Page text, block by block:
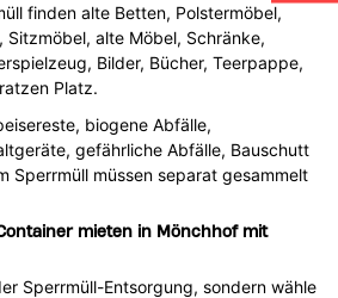
finden alte Betten, Polstermöbel,
Sitzmöbel, alte Möbel, Schränke,
Bilder, Bücher, Teerpappe,
Platz.
biogene Abfälle,
gefährliche Abfälle, Bauschutt
Sperrmüll müssen separat gesammelt
mieten in Mönchhof mit
Sperrmüll-Entsorgung, sondern wähle